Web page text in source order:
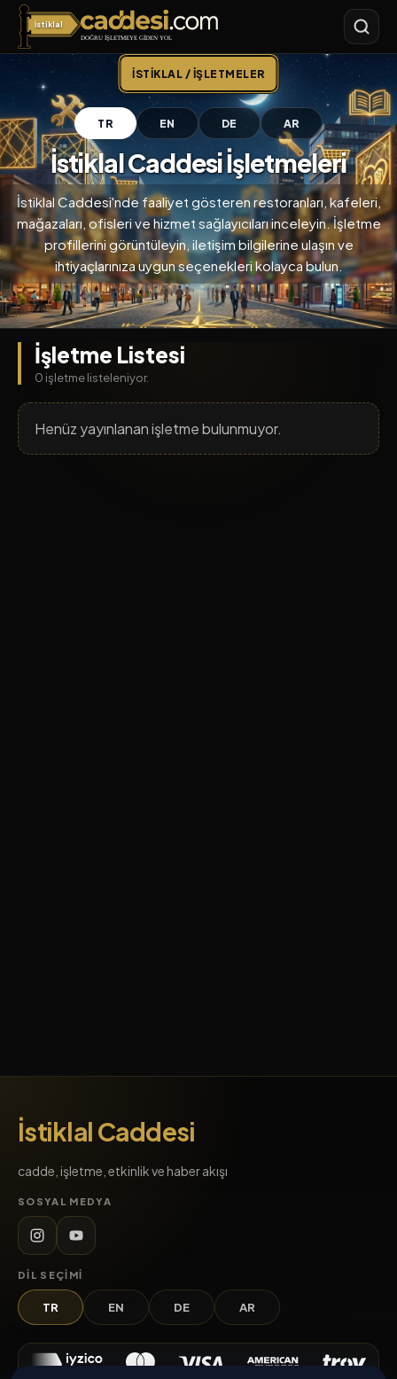
İstiklal
İstiklal Caddesi
İSTIKLAL / İŞLETMELER
TR EN DE AR
İstiklal Caddesi İşletmeleri
İstiklal Caddesi'nde faaliyet gösteren restoranları, kafeleri,
mağazaları, ofisleri ve hizmet sağlayıcıları inceleyin. İşletme
profillerini görüntüleyin, iletişim bilgilerine ulaşın ve
ihtiyaçlarınıza uygun seçenekleri kolayca bulun.
İşletme Listesi
0 işletme listeleniyor.
Henüz yayınlanan işletme bulunmuyor.
İstiklal Caddesi
cadde, işletme, etkinlik ve haber akışı
SOSYAL MEDYA
DIL SEÇIMI
TR EN DE AR